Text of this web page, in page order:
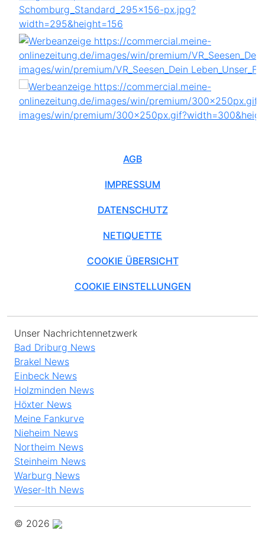
AGB
IMPRESSUM
DATENSCHUTZ
NETIQUETTE
COOKIE ÜBERSICHT
COOKIE EINSTELLUNGEN
Unser Nachrichtennetzwerk
Bad Driburg News
Brakel News
Einbeck News
Holzminden News
Höxter News
Meine Fankurve
Nieheim News
Northeim News
Steinheim News
Warburg News
Weser-Ith News
© 2026